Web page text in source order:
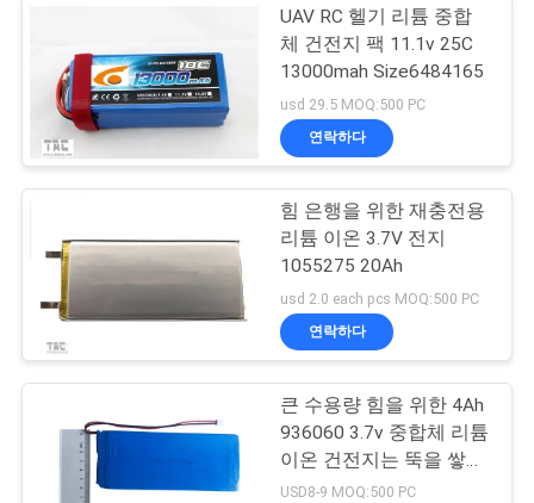
UAV RC 헬기 리튬 중합
체 건전지 팩 11.1v 25C
13000mah Size6484165
usd 29.5 MOQ:500 PC
연락하다
힘 은행을 위한 재충전용
리튬 이온 3.7V 전지
1055275 20Ah
usd 2.0 each pcs MOQ:500 PC
연락하다
큰 수용량 힘을 위한 4Ah
936060 3.7v 중합체 리튬
이온 건전지는 뚝을 쌓습
니다
USD8-9 MOQ:500 PC